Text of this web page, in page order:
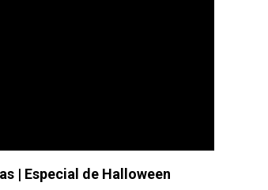
| Especial de Halloween